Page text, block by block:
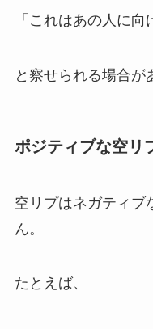
「これはあの人に向
と察せられる場合が
ポジティブな空リ
空リプはネガティブ
ん。
たとえば、